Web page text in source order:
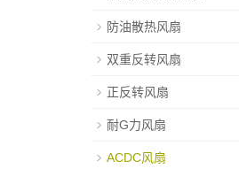
防油散热风扇
双重反转风扇
正反转风扇
耐G力风扇
ACDC风扇